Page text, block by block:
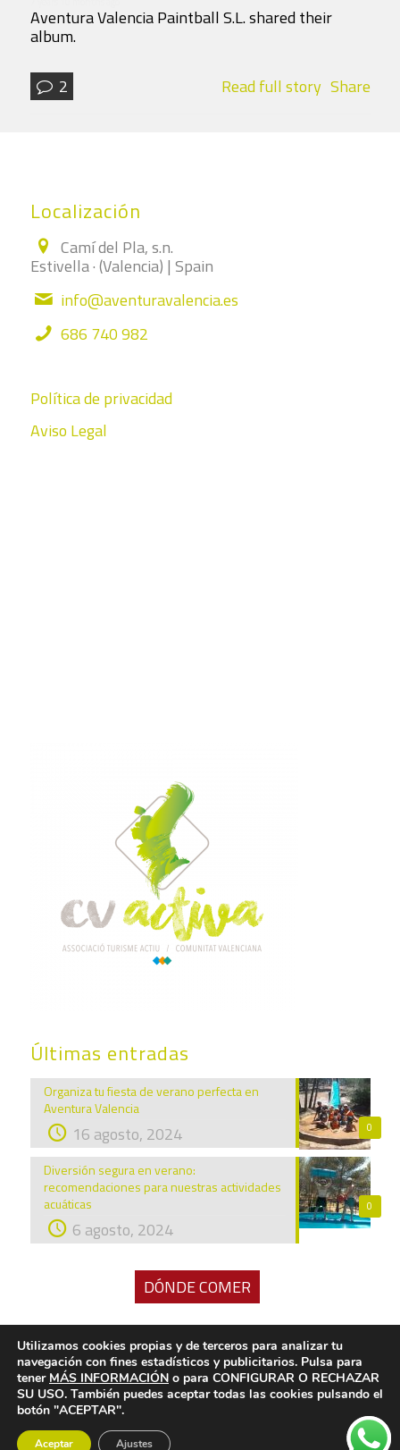
Aventura Valencia Paintball S.L. shared their
album.
2 Read full story Share
Localización
Camí del Pla, s.n.
Estivella · (Valencia) | Spain
info@aventuravalencia.es
686 740 982
Política de privacidad
Aviso Legal
Últimas entradas
0
Organiza tu fiesta de verano perfecta en
Aventura Valencia
16 agosto, 2024
0
Diversión segura en verano:
recomendaciones para nuestras actividades
acuáticas
6 agosto, 2024
DÓNDE COMER
© 2020 Aventura Valencia. Empresa de Turismo
Activo. N.Reg. TA-49-V.
Utilizamos cookies propias y de terceros para analizar tu
navegación con fines estadísticos y publicitarios. Pulsa para
tener MÁS INFORMACIÓN o para CONFIGURAR O RECHAZAR
SU USO. También puedes aceptar todas las cookies pulsando el
botón "ACEPTAR".
Aceptar Ajustes